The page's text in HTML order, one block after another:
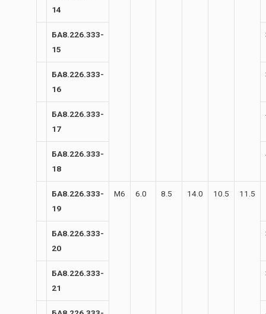
14
БА8.226.333-
15
БА8.226.333-
16
БА8.226.333-
17
БА8.226.333-
18
БА8.226.333-
19
М6 6.0 8.5 14.0 10.5 11.5
БА8.226.333-
20
БА8.226.333-
21